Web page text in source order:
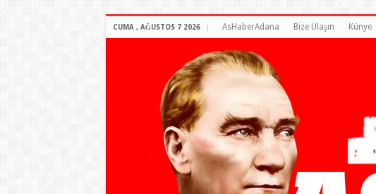
CUMA , AĞUSTOS 7 2026 AsHaberAdana Bize Ulaşın Künye